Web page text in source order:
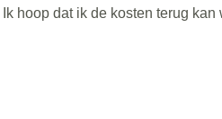
Ik hoop dat ik de kosten terug